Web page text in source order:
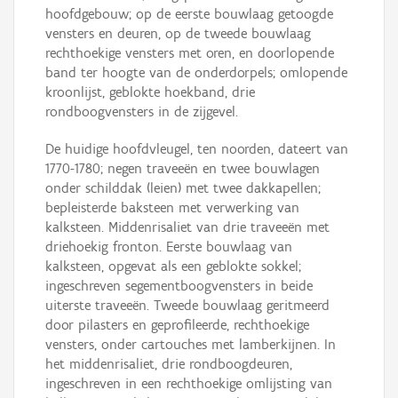
hoofdgebouw; op de eerste bouwlaag getoogde
vensters en deuren, op de tweede bouwlaag
rechthoekige vensters met oren, en doorlopende
band ter hoogte van de onderdorpels; omlopende
kroonlijst, geblokte hoekband, drie
rondboogvensters in de zijgevel.
De huidige hoofdvleugel, ten noorden, dateert van
1770-1780; negen traveeën en twee bouwlagen
onder schilddak (leien) met twee dakkapellen;
bepleisterde baksteen met verwerking van
kalksteen. Middenrisaliet van drie traveeën met
driehoekig fronton. Eerste bouwlaag van
kalksteen, opgevat als een geblokte sokkel;
ingeschreven segementboogvensters in beide
uiterste traveeën. Tweede bouwlaag geritmeerd
door pilasters en geprofileerde, rechthoekige
vensters, onder cartouches met lamberkijnen. In
het middenrisaliet, drie rondboogdeuren,
ingeschreven in een rechthoekige omlijsting van